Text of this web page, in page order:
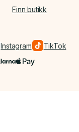
Finn butikk
Instagram TikTok